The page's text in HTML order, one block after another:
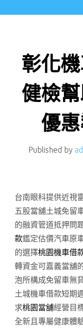
彰化
健檢
優
Published by
台南眼科提供近視
五股當舖土城免留
的融資管道抵押問
款鑑定估價汽車原
的選擇桃園機車借
轉資金可嘉義當舖
泡所構成免留車無
土城機車借款短期
求桃園當舖經營目
全新且專屬健康體